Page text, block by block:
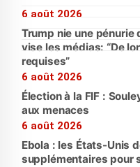
6 août 2026
Trump nie une pénurie
vise les médias: “De
requises”
6 août 2026
Élection à la FIF :
aux menaces
6 août 2026
Ebola : les États-Unis
supplémentaires pour